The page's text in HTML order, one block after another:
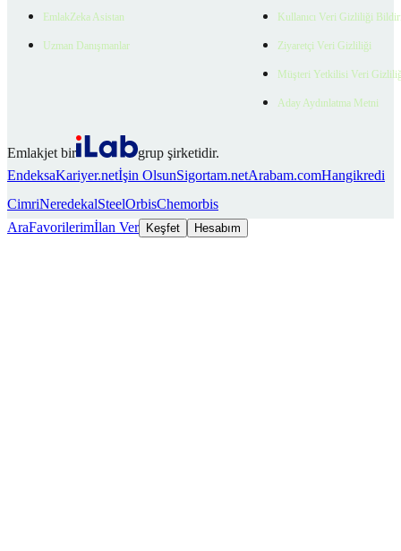
EmlakZeka Asistan
Uzman Danışmanlar
Kullanıcı Veri Gizliliği
Ziyaretçi Veri Gizliliği
Müşteri Yetkilisi Veri
Aday Aydınlatma Metni
Emlakjet bir
grup şirketidir.
EndeksaKariyer.netİşin OlsunSigortam.netArabam.comHangikredi
CimriNeredekalSteelOrbisChemorbis
AraFavorilerimİlan Ver Keşfet Hesabım